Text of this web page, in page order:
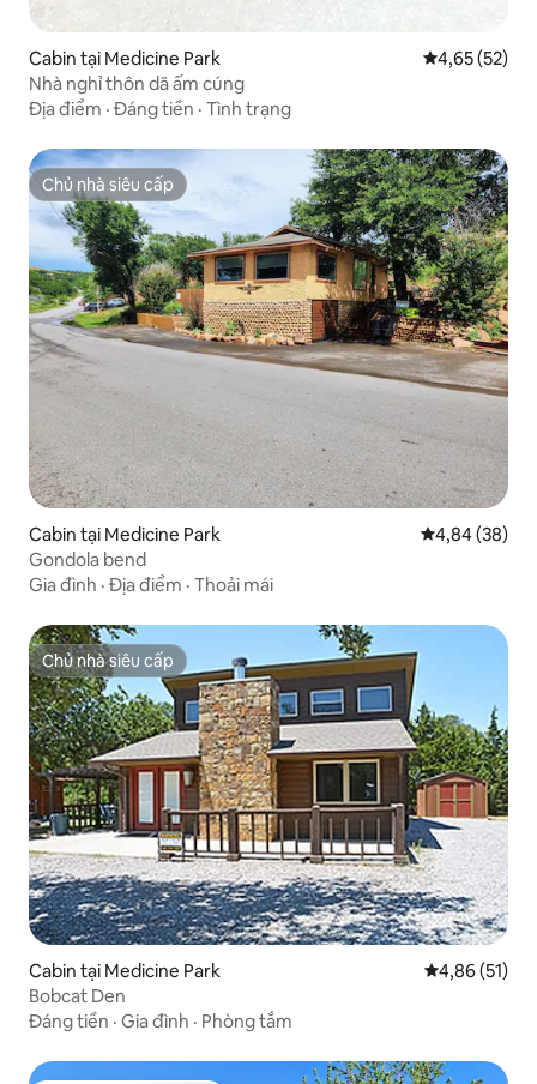
Cabin tại Medicine Park Xếp hạng
4,65 (52)
Nhà nghỉ thôn dã ấm cúng
Địa điểm · Đáng tiền · Tình trạng
Chủ nhà siêu cấp
Chủ nhà siêu cấp
Cabin tại Medicine Park Xếp hạng
4,84 (38)
Gondola bend
Gia đình · Địa điểm · Thoải mái
Chủ nhà siêu cấp
Chủ nhà siêu cấp
Cabin tại Medicine Park Xếp hạng
4,86 (51)
Bobcat Den
Đáng tiền · Gia đình · Phòng tắm